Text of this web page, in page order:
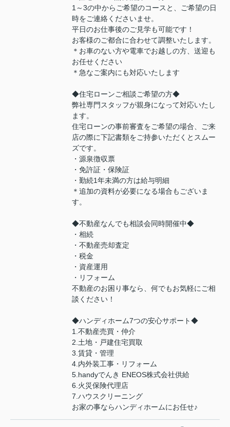
1～3の中からご希望のコースと、ご希望の日
時をご連絡くださいませ。
平日のお仕事後のご見学も可能です！
お客様のご都合に合わせて調整いたします。
＊お車のない方や電車でお越しの方、送迎も
お任せください
＊急なご案内にも対応いたします
◆住宅ローンご相談ご希望の方◆
弊社専門スタッフが親身になって対応いたし
ます。
住宅ローンの事前審査をご希望の場合、ご来
店の際に下記書類をご持参いただくとスムー
ズです。
・源泉徴収票
・免許証・保険証
・勤続1年未満の方は給与明細
＊追加の資料が必要になる場合もございま
す。
◆不動産なんでも相談会同時開催中◆
・相続
・不動産売却査定
・税金
・資産運用
・リフォーム
不動産のお困り事なら、何でもお気軽にご相
談ください！
◆ハンディホーム7つの安心サポート◆
1.不動産売買・仲介
2.土地・戸建住宅買取
3.賃貸・管理
4.内外装工事・リフォーム
5.handyでんき ENEOS株式会社供給
6.火災保険代理店
7.ハウスクリーニング
お家の事ならハンディホームにお任せ♪